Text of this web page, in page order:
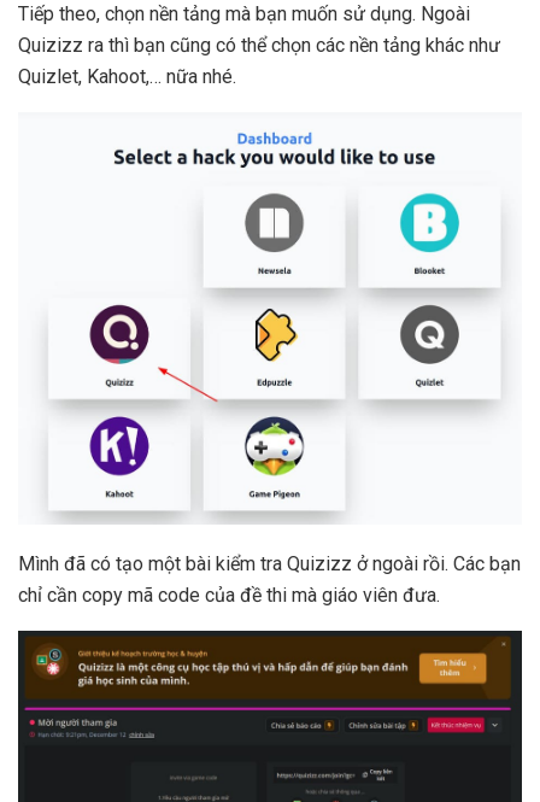
Tiếp theo, chọn nền tảng mà bạn muốn sử dụng. Ngoài
Quizizz ra thì bạn cũng có thể chọn các nền tảng khác như
Quizlet, Kahoot,… nữa nhé.
Mình đã có tạo một bài kiểm tra Quizizz ở ngoài rồi. Các bạn
chỉ cần copy mã code của đề thi mà giáo viên đưa.